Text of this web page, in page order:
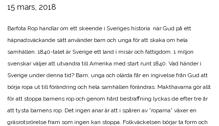
15 mars, 2018
Barfota Rop handlar om ett skeende i Sveriges historia när Gud på ett
häpnadsväckande sätt använder barn och unga för att skaka om hela
samhällen. 1840-talet är Sverige ett land i misär och fattigdom. 1 miljon
svenskar väljer att utvandra till Amerika med start runt 1840. Vad händer i
Sverige under denna tid? Barn, unga och olärda får en ingivelse från Gud att
börja ropa ut till förändring och hela samhällen förändras. Makthavarna gör allt
för att stoppa barnens rop och genom hård bestraffning lyckas de efter tre år
att tysta barnens rop. Det ingen anar är att i spåren av ”roparna” växer en
gräsrotsrörelse fram som ingen kan stoppa. Folkväckelsen börjar ta form och